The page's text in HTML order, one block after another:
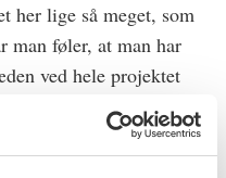
her lige så meget, som
man føler, at man har
ved hele projektet
en stor fornøjelse at være
bestemme alt, fra